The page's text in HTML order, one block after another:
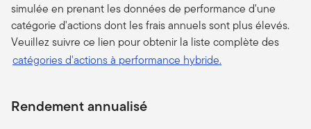
simulée en prenant les données de performance d'une
catégorie d'actions dont les frais annuels sont plus élevés.
Veuillez suivre ce lien pour obtenir la liste complète des
catégories d'actions à performance hybride.
Rendement annualisé